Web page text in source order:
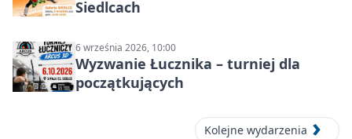
Siedlcach
6 września 2026, 10:00
Wyzwanie Łucznika – turniej dla
początkujących
Kolejne wydarzenia